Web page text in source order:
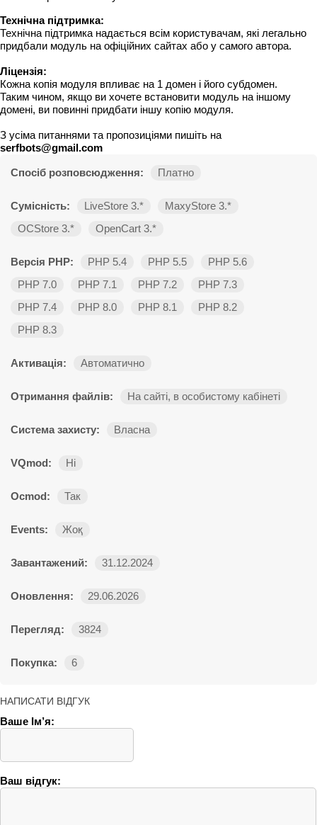
Технічна підтримка:
Технічна підтримка надається всім користувачам, які легально
придбали модуль на офіційних сайтах або у самого автора.
Ліцензія:
Кожна копія модуля впливає на 1 домен і його субдомен.
Таким чином, якщо ви хочете встановити модуль на іншому
домені, ви повинні придбати іншу копію модуля.
З усіма питаннями та пропозиціями пишіть на
serfbots@gmail.com
Спосіб розповсюдження: Платно
Сумісність: LiveStore 3.*
MaxyStore 3.*
OCStore 3.*
OpenCart 3.*
Версія PHP: PHP 5.4 PHP 5.5
PHP 5.6
PHP 7.0
PHP 7.1 PHP 7.2
PHP 7.3
PHP 7.4
PHP 8.0 PHP 8.1
PHP 8.2
PHP 8.3
Активація: Автоматично
Отримання файлів: На сайті, в особистому кабінеті
Система захисту: Власна
VQmod: Ні
Ocmod: Так
Events: Жоқ
Завантажений: 31.12.2024
Оновлення: 29.06.2026
Перегляд: 3824
Покупка: 6
НАПИСАТИ ВІДГУК
Ваше Ім’я:
Ваш відгук: